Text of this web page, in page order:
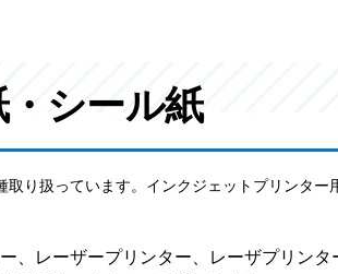
シール紙
り扱っています。インクジェットプリンタ
、レーザープリンター、レーザプリン